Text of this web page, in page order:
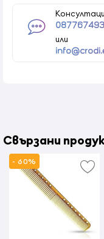
или
Свързани
- 60%